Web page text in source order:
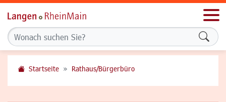
Startseite Rathaus/Bürgerbüro